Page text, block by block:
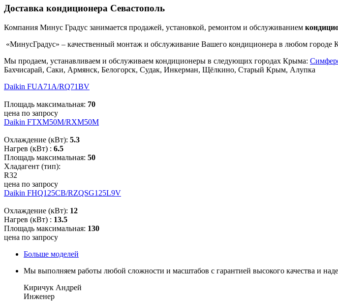
Доставка кондиционера Севастополь
Компания Минус Градус занимается продажей, установкой, ремонтом и обслуживанием
«МинусГрадус» – качественный монтаж и обслуживание Вашего кондиционера в любом городе
Мы продаем, устанавливаем и обслуживаем кондиционеры в следующих городах Крыма:
Бахчисарай, Саки, Армянск, Белогорск, Судак, Инкерман, Щёлкино, Старый Крым, Алупка
Daikin FUA71A/RQ71BV
Площадь максимальная: 70
цена по запросу
Daikin FTXM50M/RXM50M
Охлаждение (кВт): 5.3
Нагрев (кВт) : 6.5
Площадь максимальная: 50
Хладагент (тип):
R32
цена по запросу
Daikin FHQ125CB/RZQSG125L9V
Охлаждение (кВт): 12
Нагрев (кВт) : 13.5
Площадь максимальная: 130
цена по запросу
Больше моделей
Мы выполняем работы любой сложности и масштабов с гарантией высокого качества и
Киричук Андрей
Инженер